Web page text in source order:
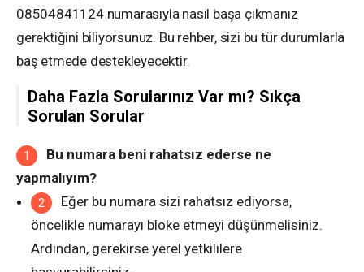
08504841124 numarasıyla nasıl başa çıkmanız
gerektiğini biliyorsunuz. Bu rehber, sizi bu tür durumlarla
baş etmede destekleyecektir.
Daha Fazla Sorularınız Var mı? Sıkça
Sorulan Sorular
Bu numara beni rahatsız ederse ne
yapmalıyım?
Eğer bu numara sizi rahatsız ediyorsa,
öncelikle numarayı bloke etmeyi düşünmelisiniz.
Ardından, gerekirse yerel yetkililere